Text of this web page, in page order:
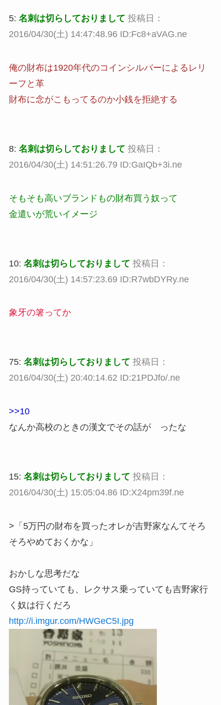
5: 名刺は切らしておりまして 投稿日：
2016/04/30(土) 14:47:48.96 ID:Fc8+aVAG.ne
俺の財布は1920年代のコインシルバーによるレリ
ーフと革
財布に念がこもってるのか小銭を拒絶する
8: 名刺は切らしておりまして 投稿日：
2016/04/30(土) 14:51:26.79 ID:GaIQb+3i.ne
そもそも高いブランドもの財布買う奴って
金遣いが荒いイメージ
10: 名刺は切らしておりまして 投稿日：
2016/04/30(土) 14:57:23.69 ID:R7wbDYRy.ne
象牙の箸ってか
75: 名刺は切らしておりまして 投稿日：
2016/04/30(土) 20:40:14.62 ID:21PDJfo/.ne
>>10
なんか高校のときの漢文でその話が ったな
15: 名刺は切らしておりまして 投稿日：
2016/04/30(土) 15:05:04.86 ID:X24pm39f.ne
>「5万円の財布を買ったオレが吉野家なんてそろ
そろやめておくかな」
おかしな思考だな
GS持っていても、レクサス乗っていても吉野家行
く奴は行くだろ
http://i.imgur.com/HWGeC5I.jpg